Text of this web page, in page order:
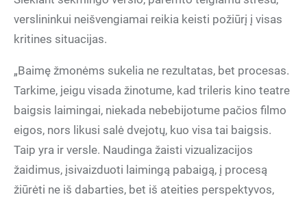
verslininkui neišvengiamai reikia keisti požiūrį į visas
kritines situacijas.
„Baimę žmonėms sukelia ne rezultatas, bet procesas.
Tarkime, jeigu visada žinotume, kad trileris kino teatre
baigsis laimingai, niekada nebebijotume pačios filmo
eigos, nors likusi salė dvejotų, kuo visa tai baigsis.
Taip yra ir versle. Naudinga žaisti vizualizacijos
žaidimus, įsivaizduoti laimingą pabaigą, į procesą
žiūrėti ne iš dabarties, bet iš ateities perspektyvos,